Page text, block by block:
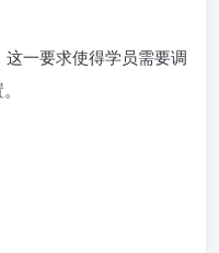
这一要求使得学员需要调